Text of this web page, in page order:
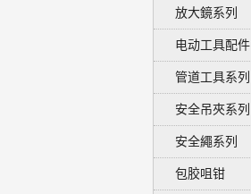
放大鏡系列
电动工具配件
管道工具系列
安全吊夾系列
安全繩系列
包胶咀钳